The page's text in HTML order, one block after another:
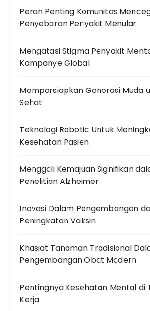
Peran Penting Komunitas
Penyebaran Penyakit Menular
Mengatasi Stigma Penyakit
Kampanye Global
Mempersiapkan Generasi Muda
Sehat
Teknologi Robotic Untuk
Kesehatan Pasien
Menggali Kemajuan Signifikan
Penelitian Alzheimer
Inovasi Dalam Pengembangan
Peningkatan Vaksin
Khasiat Tanaman Tradisional
Pengembangan Obat Modern
Pentingnya Kesehatan Mental di
Kerja